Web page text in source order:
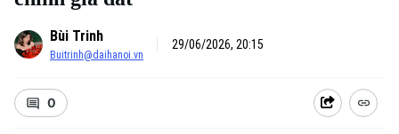
Bùi Trinh
Buitrinh@daihanoi.vn
29/06/2026, 20:15
0